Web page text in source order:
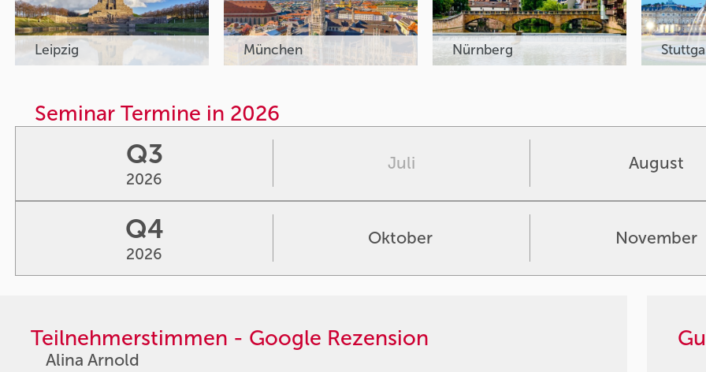
Teilnehmerstimmen - Google Rezension
Alina Arnold
Leipzig München Nürnberg
Seminar Termine in 2026
Q3
2026
Juli August
Q4
2026
Oktober November